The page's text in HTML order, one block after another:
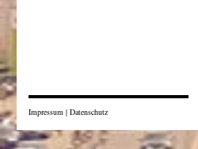
Impressum | Datenschutz